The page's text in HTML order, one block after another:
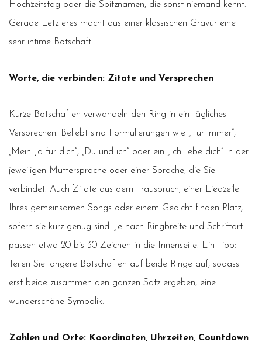
Hochzeitstag oder die Spitznamen, die sonst niemand kennt.
Gerade Letzteres macht aus einer klassischen Gravur eine
sehr intime Botschaft.
Worte, die verbinden: Zitate und Versprechen
Kurze Botschaften verwandeln den Ring in ein tägliches
Versprechen. Beliebt sind Formulierungen wie „Für immer“,
„Mein Ja für dich”, „Du und ich” oder ein „Ich liebe dich” in der
jeweiligen Muttersprache oder einer Sprache, die Sie
verbindet. Auch Zitate aus dem Trauspruch, einer Liedzeile
Ihres gemeinsamen Songs oder einem Gedicht finden Platz,
sofern sie kurz genug sind. Je nach Ringbreite und Schriftart
passen etwa 20 bis 30 Zeichen in die Innenseite. Ein Tipp:
Teilen Sie längere Botschaften auf beide Ringe auf, sodass
erst beide zusammen den ganzen Satz ergeben, eine
wunderschöne Symbolik.
Zahlen und Orte: Koordinaten, Uhrzeiten, Countdown